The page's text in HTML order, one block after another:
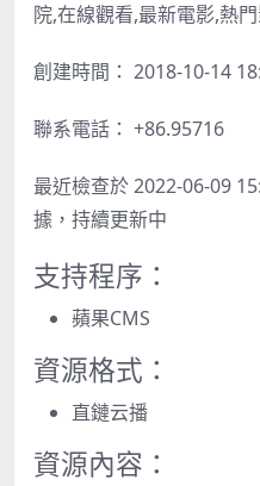
院,在線觀看,最新電影,熱
創建時間： 2018-10-14
聯系電話： +86.95716
最近檢查於 2022-06-09
據，持續更新中
支持程序：
蘋果CMS
資源格式：
直鏈云播
資源內容：